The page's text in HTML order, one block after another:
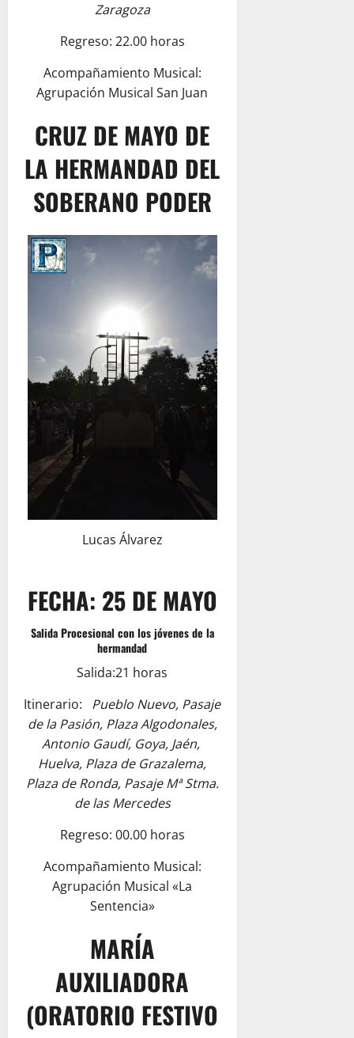
Zaragoza
Regreso: 22.00 horas
Acompañamiento Musical:
Agrupación Musical San Juan
CRUZ DE MAYO DE
LA HERMANDAD DEL
SOBERANO PODER
Lucas Álvarez
FECHA: 25 DE MAYO
Salida Procesional con los jóvenes de la
hermandad
Salida:21 horas
Itinerario: Pueblo Nuevo, Pasaje
de la Pasión, Plaza Algodonales,
Antonio Gaudí, Goya, Jaén,
Huelva, Plaza de Grazalema,
Plaza de Ronda, Pasaje Mª Stma.
de las Mercedes
Regreso: 00.00 horas
Acompañamiento Musical:
Agrupación Musical «La
Sentencia»
MARÍA
AUXILIADORA
(ORATORIO FESTIVO